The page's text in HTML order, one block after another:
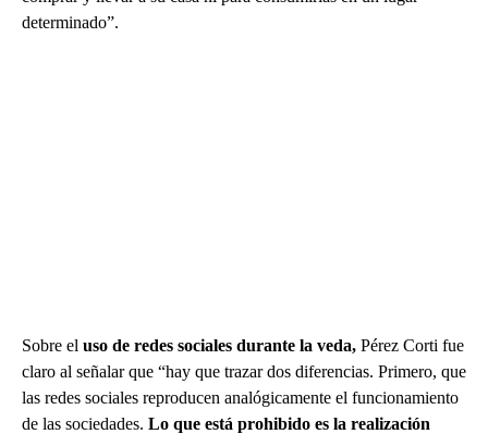
determinado”.
Sobre el uso de redes sociales durante la veda, Pérez Corti fue
claro al señalar que “hay que trazar dos diferencias. Primero, que
las redes sociales reproducen analógicamente el funcionamiento
de las sociedades. Lo que está prohibido es la realización